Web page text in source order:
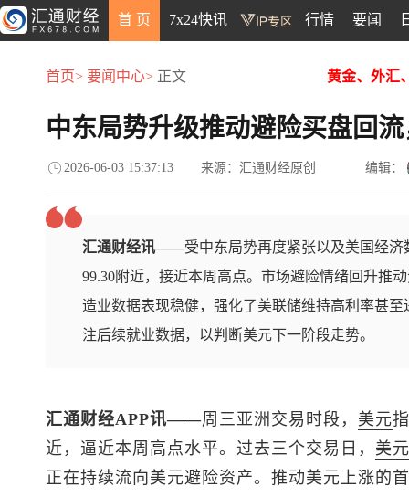
首 页 7x24快讯 行情 要闻
首页> 要闻中心> 正文 黄金、外汇
中东局势升级推动避险买盘回
2026-06-03 15:37:13 来源：汇通财经原创 编辑：
汇通财经讯——受中东局势再度紧张以及美国经
99.30附近，接近本周高点。市场避险情绪回升推
造业数据表现稳健，强化了美联储维持高利率甚
注后续就业数据，以判断美元下一阶段走势。
汇通财经APP讯——周三亚洲交易时段， 美元
近，逼近本周高点水平。过去三个交易日， 美
正在持续流向美元避险资产。推动美元上涨的